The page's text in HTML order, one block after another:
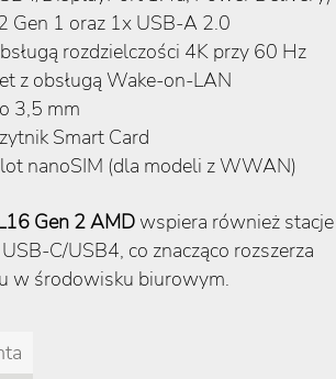
Gen 1 oraz 1x USB-A 2.0
rozdzielczości 4K przy 60 Hz
z obsługą Wake-on-LAN
3,5 mm
Smart Card
nanoSIM (dla modeli z WWAN)
Gen 2 AMDwspiera również stacje
C/USB4, co znacząco rozszerza
w środowisku biurowym.